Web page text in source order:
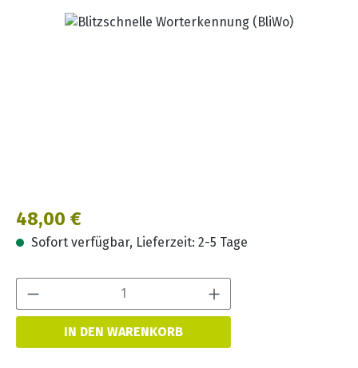
Bildergalerie überspringen
Regulärer Preis:
48,00 €
Sofort verfügbar, Lieferzeit: 2-5 Tage
IN DEN WARENKORB